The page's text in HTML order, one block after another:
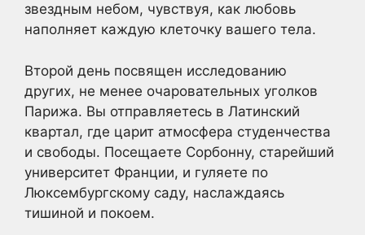
звездным небом, чувствуя, как любовь
наполняет каждую клеточку вашего тела.
Второй день посвящен исследованию
других, не менее очаровательных уголков
Парижа. Вы отправляетесь в Латинский
квартал, где царит атмосфера студенчества
и свободы. Посещаете Сорбонну, старейший
университет Франции, и гуляете по
Люксембургскому саду, наслаждаясь
тишиной и покоем.